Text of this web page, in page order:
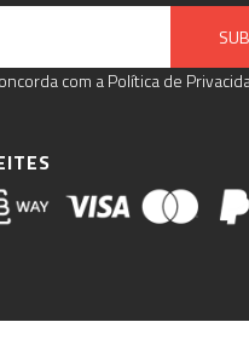
Email
com a Política de